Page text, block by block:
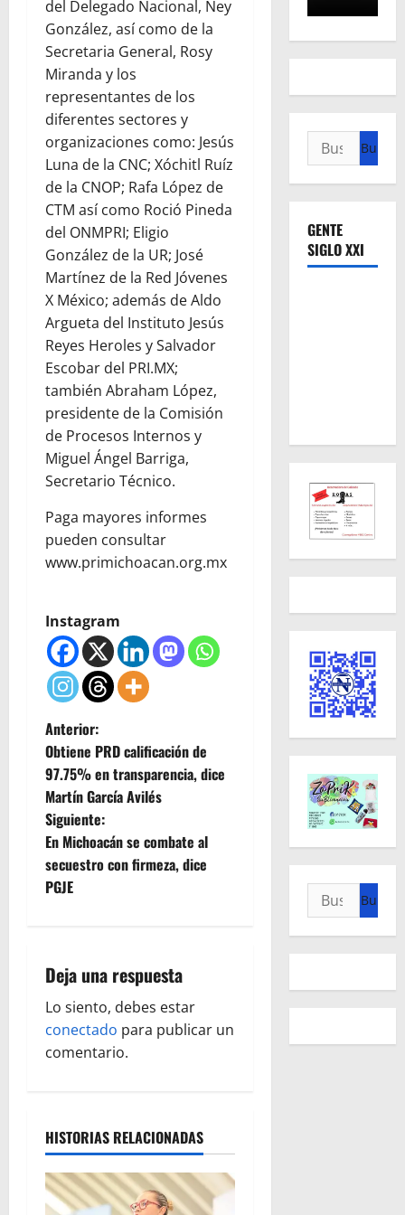
del Delegado Nacional, Ney
González, así como de la
Secretaria General, Rosy
Miranda y los
representantes de los
diferentes sectores y
organizaciones como: Jesús
Luna de la CNC; Xóchitl Ruíz
de la CNOP; Rafa López de
CTM así como Roció Pineda
del ONMPRI; Eligio
González de la UR; José
Martínez de la Red Jóvenes
X México; además de Aldo
Argueta del Instituto Jesús
Reyes Heroles y Salvador
Escobar del PRI.MX;
también Abraham López,
presidente de la Comisión
de Procesos Internos y
Miguel Ángel Barriga,
Secretario Técnico.
Paga mayores informes
pueden consultar
www.primichoacan.org.mx
Instagram
N
a
v
e
g
c
i
ó
e
e
Anterior:
Obtiene PRD calificación de
97.75% en transparencia, dice
Martín García Avilés
Siguiente:
En Michoacán se combate al
secuestro con firmeza, dice
PGJE
Deja una respuesta
Lo siento, debes estar
conectado para publicar un
comentario.
HISTORIAS RELACIONADAS
Buscar:
GENTE
SIGLO XXI
Buscar: